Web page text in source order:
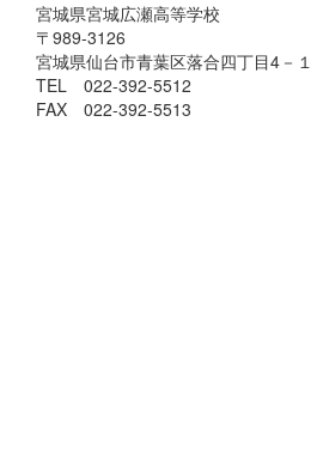
宮城県宮城広瀬高等学校
〒989-3126
宮城県仙台市青葉区落合四丁目4－１
TEL 022-392-5512
FAX 022-392-5513